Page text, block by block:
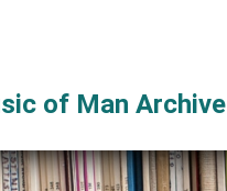
of Man Archive